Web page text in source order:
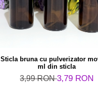
Sticla bruna cu pulverizator
ml din sticla
3,99 RON3,79 RON